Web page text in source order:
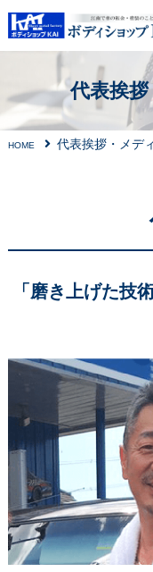
代表挨
HOME 代表挨拶・メデ
「磨き上げた技